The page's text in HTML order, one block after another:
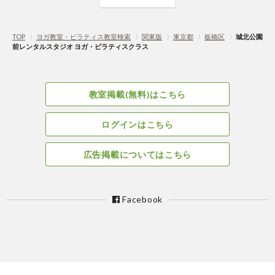
TOP 〉 ヨガ教室・ピラティス教室検索 〉 関東版 〉 東京都 〉 板橋区 〉 城北公園
前レンタルスタジオ ヨガ・ピラティスクラス
教室掲載(無料)はこちら
ログインはこちら
広告掲載についてはこちら
Facebook